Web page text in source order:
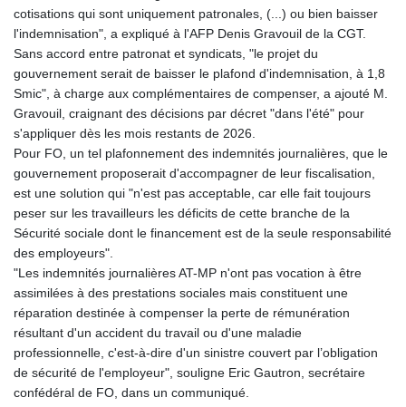
cotisations qui sont uniquement patronales, (...) ou bien baisser
l'indemnisation", a expliqué à l'AFP Denis Gravouil de la CGT.
Sans accord entre patronat et syndicats, "le projet du
gouvernement serait de baisser le plafond d'indemnisation, à 1,8
Smic", à charge aux complémentaires de compenser, a ajouté M.
Gravouil, craignant des décisions par décret "dans l'été" pour
s'appliquer dès les mois restants de 2026.
Pour FO, un tel plafonnement des indemnités journalières, que le
gouvernement proposerait d'accompagner de leur fiscalisation,
est une solution qui "n'est pas acceptable, car elle fait toujours
peser sur les travailleurs les déficits de cette branche de la
Sécurité sociale dont le financement est de la seule responsabilité
des employeurs".
"Les indemnités journalières AT-MP n'ont pas vocation à être
assimilées à des prestations sociales mais constituent une
réparation destinée à compenser la perte de rémunération
résultant d'un accident du travail ou d'une maladie
professionnelle, c'est-à-dire d'un sinistre couvert par l’obligation
de sécurité de l'employeur", souligne Eric Gautron, secrétaire
confédéral de FO, dans un communiqué.